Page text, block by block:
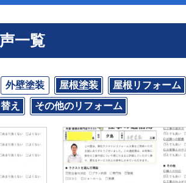
一覧
外壁塗装 屋根塗装 屋根リフォーム
え その他のリフォーム